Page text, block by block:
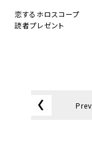
恋するホロスコープ
読者プレゼント
Prev